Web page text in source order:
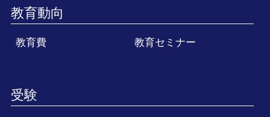
教育動向
教育費 教育セミナー
受験